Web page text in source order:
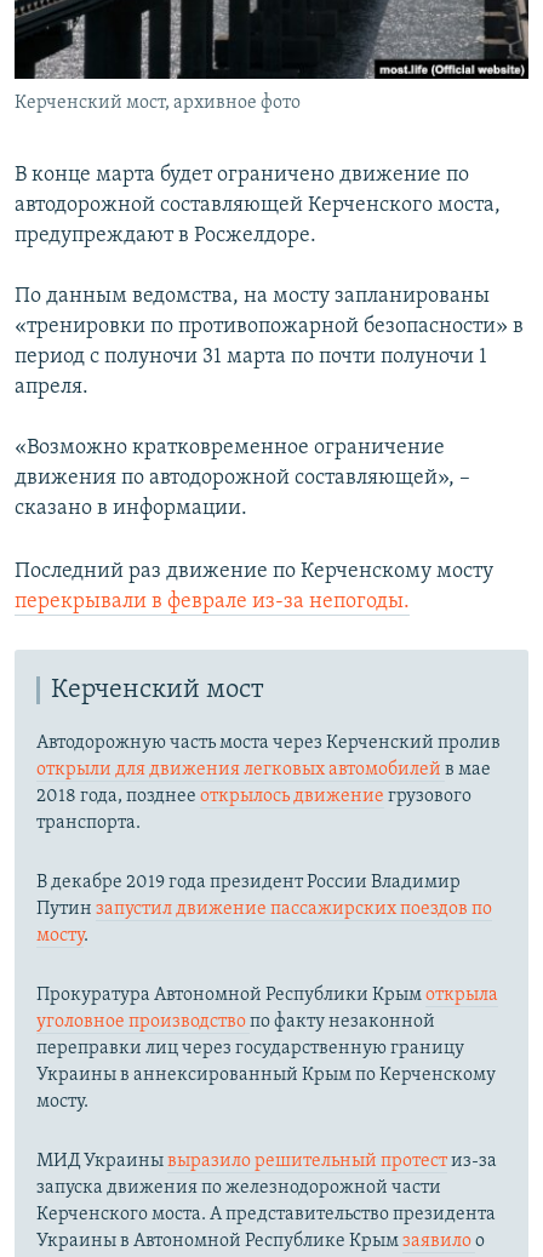
ПОБЕДИТЕЛЕЙ НЕ СУДЯТ?
КРЫМ.НЕПОКОРЕННЫЙ
ELIFBE
ПРИСОЕДИНЯЙТЕСЬ!
Все сайты RFE/RL
Керченский мост, архивное фото
В конце марта будет ограничено движение по
автодорожной составляющей Керченского моста,
предупреждают в Росжелдоре.
По данным ведомства, на мосту запланированы
«тренировки по противопожарной безопасности» в
период с полуночи 31 марта по почти полуночи 1
апреля.
«Возможно кратковременное ограничение
движения по автодорожной составляющей», –
сказано в информации.
Последний раз движение по Керченскому мосту
перекрывали в феврале из-за непогоды.
Керченский мост
Автодорожную часть моста через Керченский пролив
открыли для движения легковых автомобилей в мае
2018 года, позднее открылось движение грузового
транспорта.
В декабре 2019 года президент России Владимир
Путин запустил движение пассажирских поездов по
мосту.
Прокуратура Автономной Республики Крымоткрыла
уголовное производствопо факту незаконной
переправки лиц через государственную границу
Украины в аннексированный Крым по Керченскому
мосту.​
МИД Украинывыразило решительный протестиз-за
запуска движения по железнодорожной части
Керченского моста. А представительство президента
Украины в Автономной Республике Крымзаявилоо